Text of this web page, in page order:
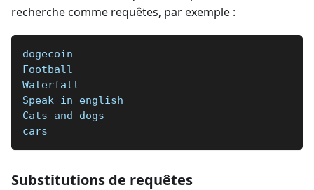
recherche comme requêtes, par exemple :
dogecoin
Football
Waterfall
Speak in english
Cats and dogs
cars
Substitutions de requêtes